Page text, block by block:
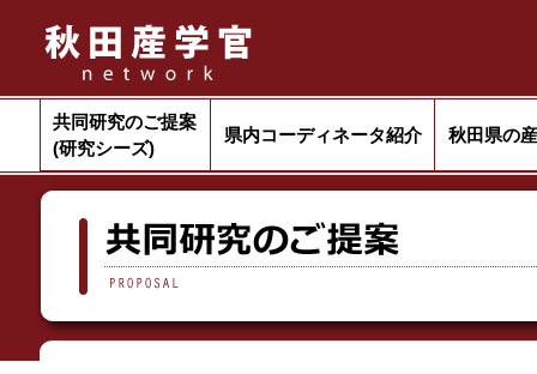
共同研究のご提案
(研究シーズ)
県内コーディネータ紹介 秋田県の